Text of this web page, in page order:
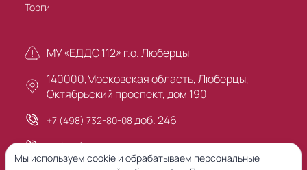
Торги
МУ «ЕДДС 112» г.о. Люберцы
140000,Московская область, Люберцы,
Октябрьский проспект, дом 190
+7 (498) 732-80-08 доб. 246
+7 (495) 503-30-00
Мы используем cookie и обрабатываем персональные